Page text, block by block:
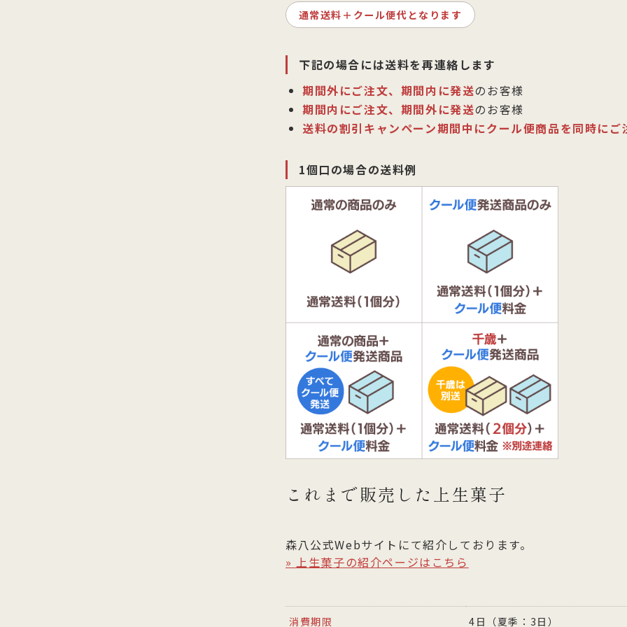
通常送料＋クール便代となります
下記の場合には送料を再連絡します
期間外にご注文、期間内に発送のお客様
期間内にご注文、期間外に発送のお客様
送料の割引キャンペーン期間中にクール便商品を同時にご
1個口の場合の送料例
これまで販売した上生菓子
森八公式Webサイトにて紹介しております。
» 上生菓子の紹介ページはこちら
消費期限 4日（夏季：3日）